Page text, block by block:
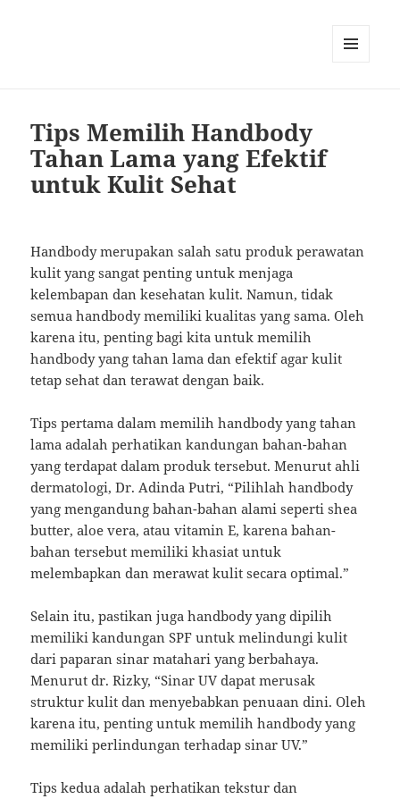
Tips Memilih Handbody
Tahan Lama yang Efektif
untuk Kulit Sehat
Handbody merupakan salah satu produk perawatan
kulit yang sangat penting untuk menjaga
kelembapan dan kesehatan kulit. Namun, tidak
semua handbody memiliki kualitas yang sama. Oleh
karena itu, penting bagi kita untuk memilih
handbody yang tahan lama dan efektif agar kulit
tetap sehat dan terawat dengan baik.
Tips pertama dalam memilih handbody yang tahan
lama adalah perhatikan kandungan bahan-bahan
yang terdapat dalam produk tersebut. Menurut ahli
dermatologi, Dr. Adinda Putri, “Pilihlah handbody
yang mengandung bahan-bahan alami seperti shea
butter, aloe vera, atau vitamin E, karena bahan-
bahan tersebut memiliki khasiat untuk
melembapkan dan merawat kulit secara optimal.”
Selain itu, pastikan juga handbody yang dipilih
memiliki kandungan SPF untuk melindungi kulit
dari paparan sinar matahari yang berbahaya.
Menurut dr. Rizky, “Sinar UV dapat merusak
struktur kulit dan menyebabkan penuaan dini. Oleh
karena itu, penting untuk memilih handbody yang
memiliki perlindungan terhadap sinar UV.”
Tips kedua adalah perhatikan tekstur dan